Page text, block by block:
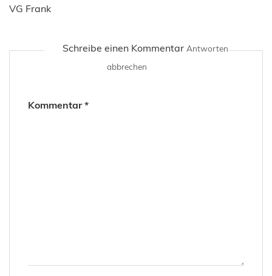
VG Frank
Schreibe einen Kommentar Antworten
abbrechen
Kommentar*